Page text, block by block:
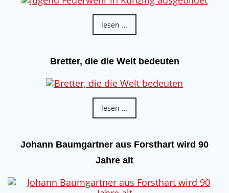
lesen ...
Bretter, die die Welt bedeuten
lesen ...
Johann Baumgartner aus Forsthart wird 90
Jahre alt